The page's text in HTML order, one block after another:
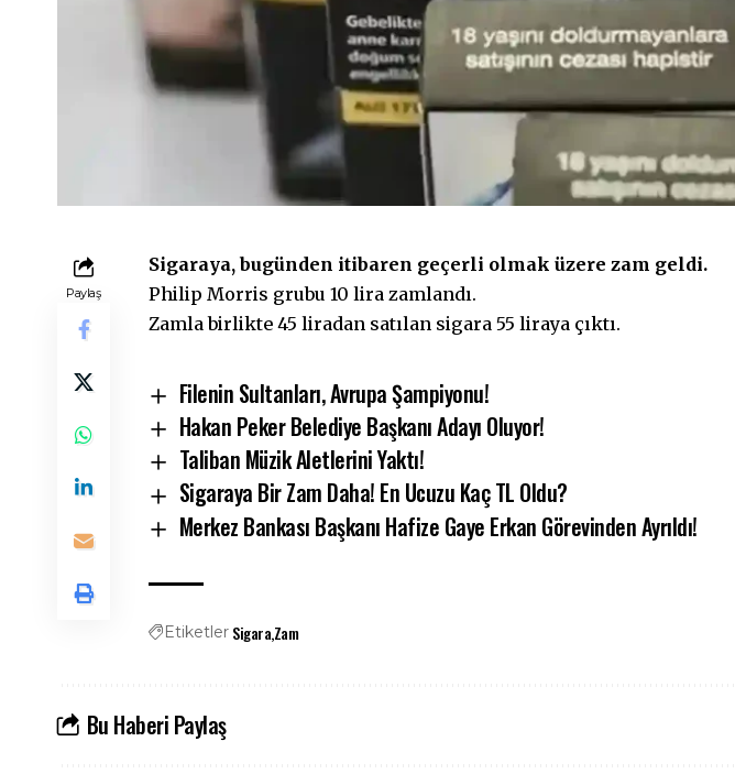
Paylaş
Sigaraya, bugünden itibaren geçerli olmak üzere zam geldi.
Philip Morris grubu 10 lira zamlandı.
Zamla birlikte 45 liradan satılan sigara 55 liraya çıktı.
Filenin Sultanları, Avrupa Şampiyonu!
Hakan Peker Belediye Başkanı Adayı Oluyor!
Taliban Müzik Aletlerini Yaktı!
Sigaraya Bir Zam Daha! En Ucuzu Kaç TL Oldu?
Merkez Bankası Başkanı Hafize Gaye Erkan Görevinden Ayrıldı!
Etiketler SigaraZam
Bu Haberi Paylaş